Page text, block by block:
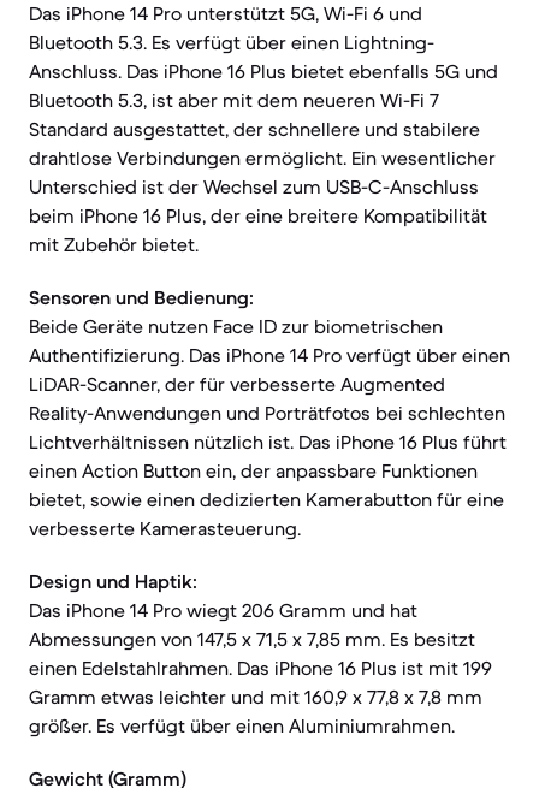
Das iPhone 14 Pro unterstützt 5G, Wi-Fi 6 und
Bluetooth 5.3. Es verfügt über einen Lightning-
Anschluss. Das iPhone 16 Plus bietet ebenfalls 5G und
Bluetooth 5.3, ist aber mit dem neueren Wi-Fi 7
Standard ausgestattet, der schnellere und stabilere
drahtlose Verbindungen ermöglicht. Ein wesentlicher
Unterschied ist der Wechsel zum USB-C-Anschluss
beim iPhone 16 Plus, der eine breitere Kompatibilität
mit Zubehör bietet.
Sensoren und Bedienung:
Beide Geräte nutzen Face ID zur biometrischen
Authentifizierung. Das iPhone 14 Pro verfügt über einen
LiDAR-Scanner, der für verbesserte Augmented
Reality-Anwendungen und Porträtfotos bei schlechten
Lichtverhältnissen nützlich ist. Das iPhone 16 Plus führt
einen Action Button ein, der anpassbare Funktionen
bietet, sowie einen dedizierten Kamerabutton für eine
verbesserte Kamerasteuerung.
Design und Haptik:
Das iPhone 14 Pro wiegt 206 Gramm und hat
Abmessungen von 147,5 x 71,5 x 7,85 mm. Es besitzt
einen Edelstahlrahmen. Das iPhone 16 Plus ist mit 199
Gramm etwas leichter und mit 160,9 x 77,8 x 7,8 mm
größer. Es verfügt über einen Aluminiumrahmen.
Gewicht (Gramm)